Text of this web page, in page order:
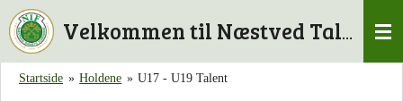
Spring
til
hovedindhold
Velkommen til Næstved Talent
Startside » Holdene » U17 - U19 Talent